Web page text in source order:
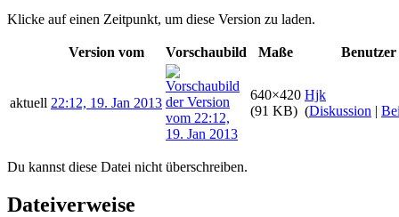
Klicke auf einen Zeitpunkt, um diese Version zu laden.
Version vom Vorschaubild Maße Benutzer
aktuell 22:12, 19. Jan 2013
640×420
(91 KB)
Hjk
(Diskussion |
Du kannst diese Datei nicht überschreiben.
Dateiverweise